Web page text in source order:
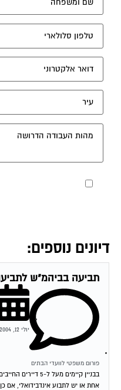
דיונים נוספים:
תביעה בביהמ"ש
פורום משפטי לוועדי הבתים
יולי 12, 2004
בבניין קיימים
אחת או יש לתבוע אינדבידואלי, אם